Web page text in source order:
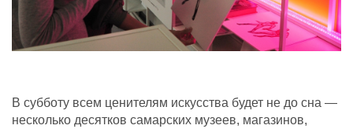
В субботу всем ценителям искусства будет не до сна —
несколько десятков самарских музеев, магазинов,